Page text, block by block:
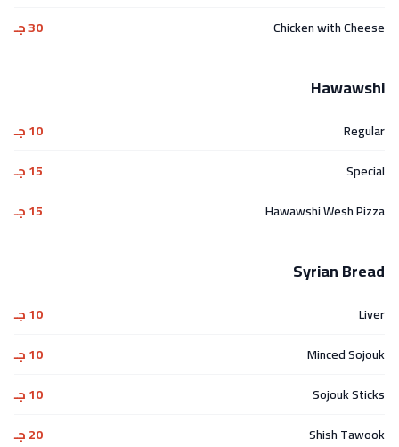
Chicken with Cheese
30 جـ
Hawawshi
Regular
10 جـ
Special
15 جـ
Hawawshi Wesh Pizza
15 جـ
Syrian Bread
Liver
10 جـ
Minced Sojouk
10 جـ
Sojouk Sticks
10 جـ
Shish Tawook
20 جـ